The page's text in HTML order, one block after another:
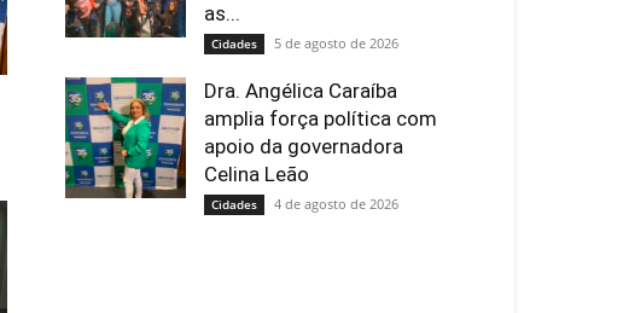
as...
Cidades 5 de agosto de 2026
Dra. Angélica Caraíba
amplia força política com
apoio da governadora
Celina Leão
Cidades 4 de agosto de 2026